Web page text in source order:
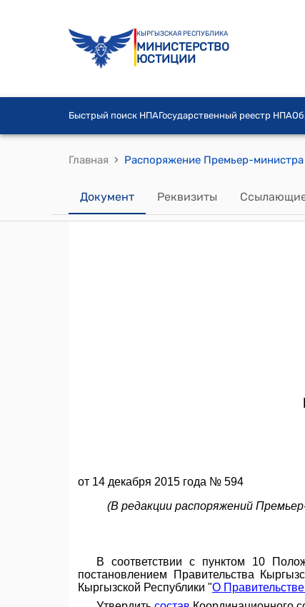
КЫРГЫЗСКАЯ РЕСПУБЛИКА
МИНИСТЕРСТВО
ЮСТИЦИИ
Быстрый поиск НПАГосударственный реестр НПА
Главная ›
Документ Реквизиты